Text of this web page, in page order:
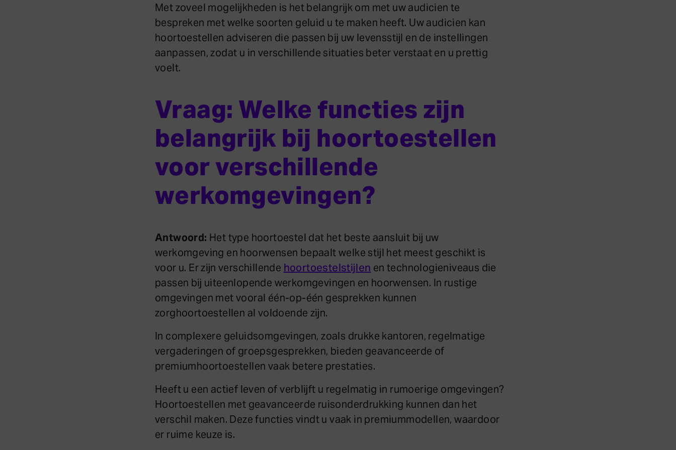
Met zoveel mogelijkheden is het belangrijk om met uw audicien te
bespreken met welke soorten geluid u te maken heeft. Uw audicien kan
hoortoestellen adviseren die passen bij uw levensstijl en de instellingen
aanpassen, zodat u in verschillende situaties beter verstaat en u prettig
voelt.
Vraag: Welke functies zijn
belangrijk bij hoortoestellen
voor verschillende
werkomgevingen?
Antwoord: Het type hoortoestel dat het beste aansluit bij uw
werkomgeving en hoorwensen bepaalt welke stijl het meest geschikt is
voor u. Er zijn verschillende hoortoestelstijlen en technologieniveaus die
passen bij uiteenlopende werkomgevingen en hoorwensen. In rustige
omgevingen met vooral één-op-één gesprekken kunnen
zorghoortoestellen al voldoende zijn.
In complexere geluidsomgevingen, zoals drukke kantoren, regelmatige
vergaderingen of groepsgesprekken, bieden geavanceerde of
premiumhoortoestellen vaak betere prestaties.
Heeft u een actief leven of verblijft u regelmatig in rumoerige omgevingen?
Hoortoestellen met geavanceerde ruisonderdrukking kunnen dan het
verschil maken. Deze functies vindt u vaak in premiummodellen, waardoor
er ruime keuze is.